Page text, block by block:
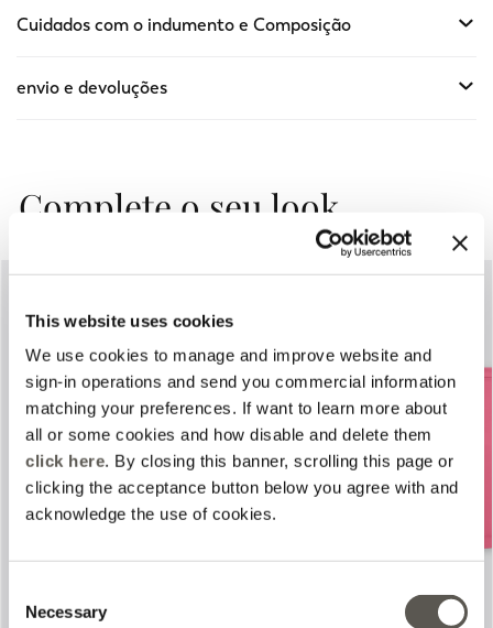
This website uses cookies
We use cookies to manage and improve website and
sign-in operations and send you commercial information
matching your preferences. If want to learn more about
all or some cookies and how disable and delete them
click here. By closing this banner, scrolling this page or
clicking the acceptance button below you agree with and
acknowledge the use of cookies.
Selection
Necessary
Cuidados com o indumento e Composição
envio e devoluções
Complete o seu look
Previous